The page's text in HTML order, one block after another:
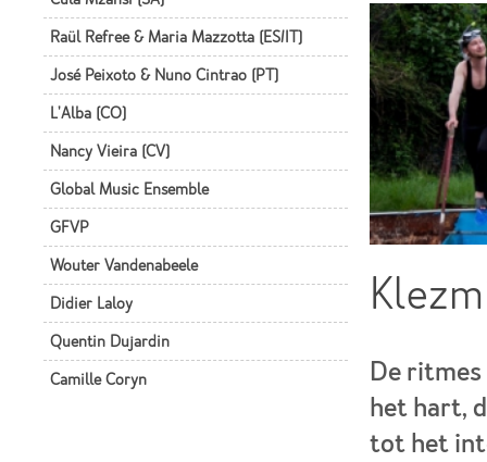
Raül Refree & Maria Mazzotta (ES/IT)
José Peixoto & Nuno Cintrao (PT)
L'Alba (CO)
Nancy Vieira (CV)
Global Music Ensemble
GFVP
Wouter Vandenabeele
Didier Laloy
Quentin Dujardin
Camille Coryn
De
het hart,
tot het